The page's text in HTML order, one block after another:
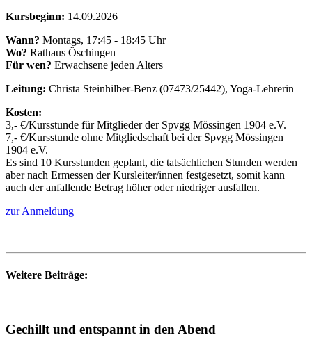
Kursbeginn: 14.09.2026
Wann? Montags, 17:45 - 18:45 Uhr
Wo? Rathaus Öschingen
Für wen? Erwachsene jeden Alters
Leitung: Christa Steinhilber-Benz (07473/25442), Yoga-Lehrerin
Kosten:
3,- €/Kursstunde für Mitglieder der Spvgg Mössingen 1904 e.V.
7,- €/Kursstunde ohne Mitgliedschaft bei der Spvgg Mössingen
1904 e.V.
Es sind 10 Kursstunden geplant, die tatsächlichen Stunden werden
aber nach Ermessen der Kursleiter/innen festgesetzt, somit kann
auch der anfallende Betrag höher oder niedriger ausfallen.
zur Anmeldung
Weitere Beiträge:
Gechillt und entspannt in den Abend